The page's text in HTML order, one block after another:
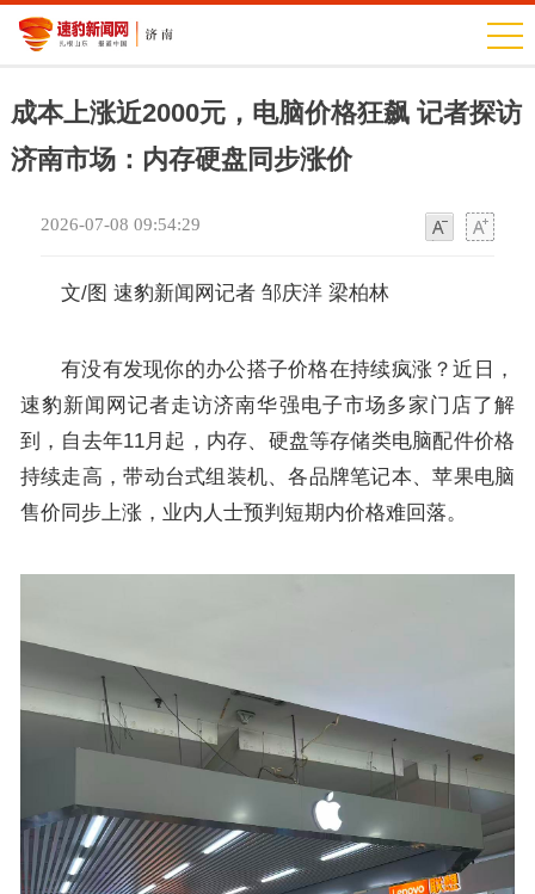
成本上涨近2000元，电脑价格狂飙 记者探访
济南市场：内存硬盘同步涨价
2026-07-08 09:54:29
文/图 速豹新闻网记者 邹庆洋 梁柏林
有没有发现你的办公搭子价格在持续疯涨？近日，
速豹新闻网记者走访济南华强电子市场多家门店了解
到，自去年11月起，内存、硬盘等存储类电脑配件价格
持续走高，带动台式组装机、各品牌笔记本、苹果电脑
售价同步上涨，业内人士预判短期内价格难回落。